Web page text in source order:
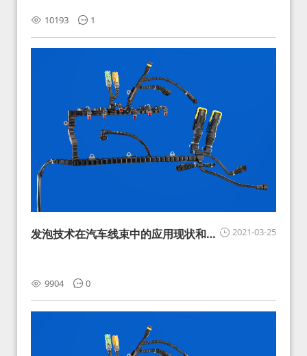
10193 1
2021-03-25
发泡技术在汽车线束中的应用现状和展
9904 0